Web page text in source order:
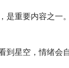
是重要内容之一
星空，情绪会